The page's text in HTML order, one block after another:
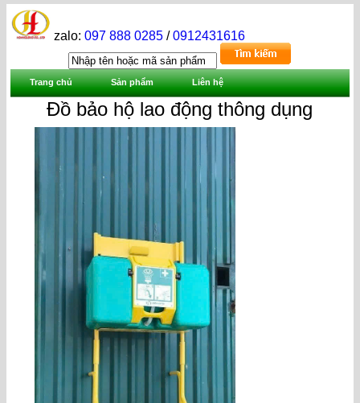
zalo:097 888 0285 /0912431616
Trang chủ Sản phẩm Liên hệ
Đồ bảo hộ lao động thông dụng